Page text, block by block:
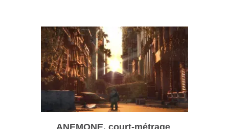
ANEMONE, court-métrage